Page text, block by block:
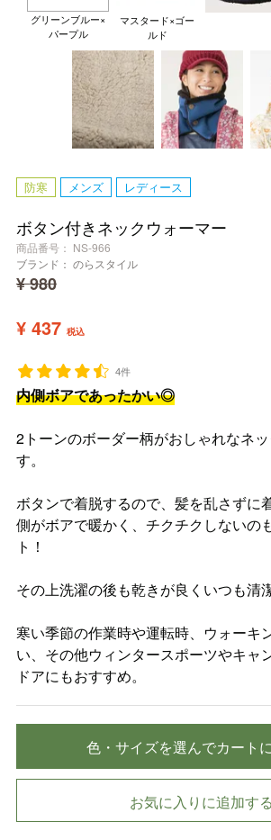
グリーンブルー×
パープル
マスタード×ゴー
ルド
防寒 メンズ レディース
ボタン付きネックウォーマー
商品番号
NS-966
ブランド： のらスタイル
¥980
¥ 437 税込
4件
内側ボアであったかい◎
2トーンのボーダー柄がおしゃれなネ
す。
ボタンで着脱するので、髪を乱さずに
側がボアで暖かく、チクチクしないの
ト！
その上洗濯の後も乾きが良くいつも清
寒い季節の作業時や運転時、ウォーキ
い、その他ウィンタースポーツやキャ
ドアにもおすすめ。
色・サイズを選んでカート
お気に入りに追加する